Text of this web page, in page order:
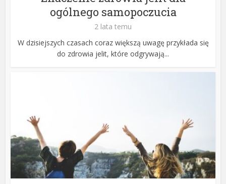
ogólnego samopoczucia
2 lata temu
W dzisiejszych czasach coraz większą uwagę przykłada się
do zdrowia jelit, które odgrywają...